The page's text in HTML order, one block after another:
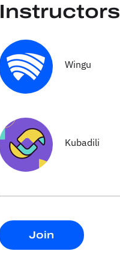
Instructors
Wingu
Kubadili
Join